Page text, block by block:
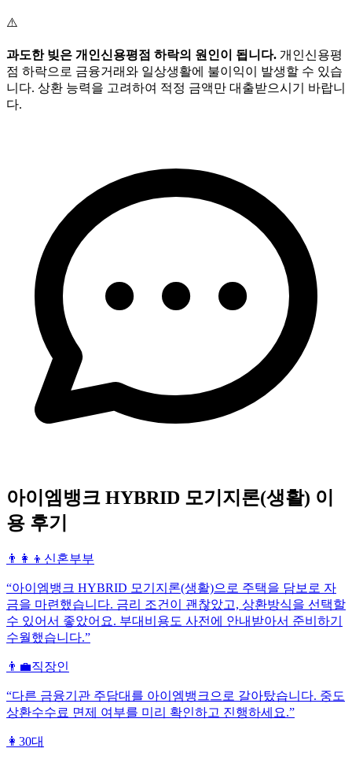
⚠️
과도한 빚은 개인신용평점 하락의 원인이 됩니다. 개인신용평
점 하락으로 금융거래와 일상생활에 불이익이 발생할 수 있습
니다. 상환 능력을 고려하여 적정 금액만 대출받으시기 바랍니
다.
아이엠뱅크 HYBRID 모기지론(생활) 이
용 후기
👨‍👩‍👦 신혼부부
“아이엠뱅크 HYBRID 모기지론(생활)으로 주택을 담보로 자
금을 마련했습니다. 금리 조건이 괜찮았고, 상환방식을 선택할
수 있어서 좋았어요. 부대비용도 사전에 안내받아서 준비하기
수월했습니다.”
👨‍💼직장인
“다른 금융기관 주담대를 아이엠뱅크으로 갈아탔습니다. 중도
상환수수료 면제 여부를 미리 확인하고 진행하세요.”
👩 30대